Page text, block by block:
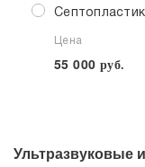
Цена
55 000 руб.
Ультразвуковые